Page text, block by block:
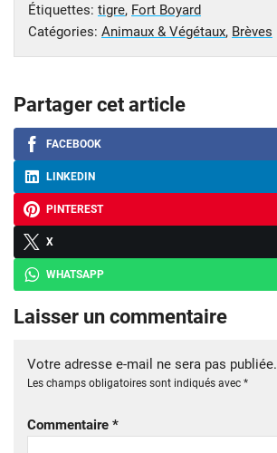
Étiquettes: tigre, Fort Boyard
Catégories: Animaux & Végétaux, Brèves
Partager cet article
FACEBOOK
LINKEDIN
PINTEREST
X
WHATSAPP
Laisser un commentaire
Votre adresse e-mail ne sera pas publiée.
Les champs obligatoires sont indiqués avec *
Commentaire *